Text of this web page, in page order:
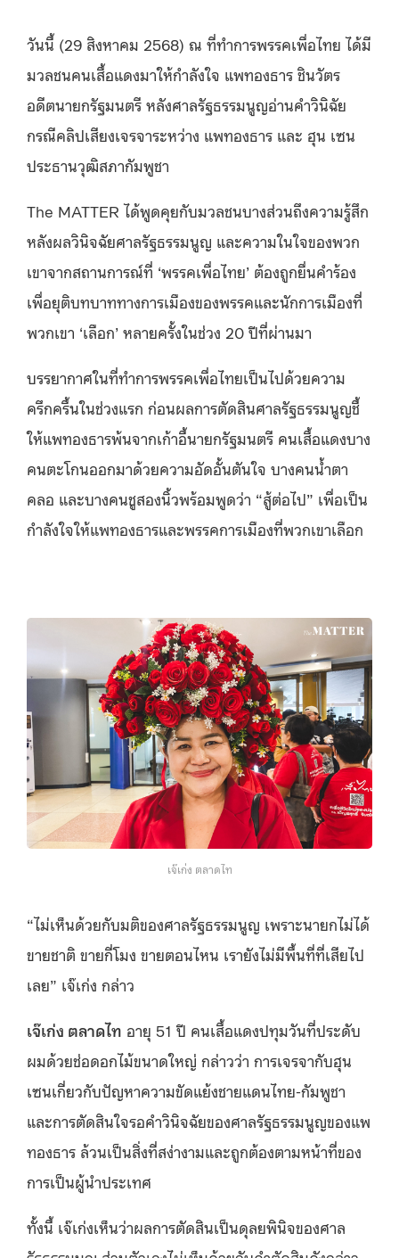
วันนี้ (29 สิงหาคม 2568) ณ ที่ทำการพรรคเพื่อไทย ได้มี
มวลชนคนเสื้อแดงมาให้กำลังใจ แพทองธาร ชินวัตร
อดีตนายกรัฐมนตรี หลังศาลรัฐธรรมนูญอ่านคำวินิฉัย
กรณีคลิปเสียงเจรจาระหว่าง แพทองธาร และ ฮุน เซน
ประธานวุฒิสภากัมพูชา
The MATTER ได้พูดคุยกับมวลชนบางส่วนถึงความรู้สึก
หลังผลวินิจฉัยศาลรัฐธรรมนูญ และความในใจของพวก
เขาจากสถานการณ์ที่ ‘พรรคเพื่อไทย’ ต้องถูกยื่นคำร้อง
เพื่อยุติบทบาททางการเมืองของพรรคและนักการเมืองที่
พวกเขา ‘เลือก’ หลายครั้งในช่วง 20 ปีที่ผ่านมา
บรรยากาศในที่ทำการพรรคเพื่อไทยเป็นไปด้วยความ
ครึกครื้นในช่วงแรก ก่อนผลการตัดสินศาลรัฐธรรมนูญชี้
ให้แพทองธารพ้นจากเก้าอี้นายกรัฐมนตรี คนเสื้อแดงบาง
คนตะโกนออกมาด้วยความอัดอั้นตันใจ บางคนน้ำตา
คลอ และบางคนชูสองนิ้วพร้อมพูดว่า “สู้ต่อไป” เพื่อเป็น
กำลังใจให้แพทองธารและพรรคการเมืองที่พวกเขาเลือก
เจ๊เก่ง ตลาดไท
“ไม่เห็นด้วยกับมติของศาลรัฐธรรมนูญ เพราะนายกไม่ได้
ขายชาติ ขายกี่โมง ขายตอนไหน เรายังไม่มีพื้นที่ที่เสียไป
เลย” เจ๊เก่ง กล่าว
เจ๊เก่ง ตลาดไท อายุ 51 ปี คนเสื้อแดงปทุมวันที่ประดับ
ผมด้วยช่อดอกไม้ขนาดใหญ่ กล่าวว่า การเจรจากับฮุน
เซนเกี่ยวกับปัญหาความขัดแย้งชายแดนไทย-กัมพูชา
และการตัดสินใจรอคำวินิจฉัยของศาลรัฐธรรมนูญของแพ
ทองธาร ล้วนเป็นสิ่งที่สง่างามและถูกต้องตามหน้าที่ของ
การเป็นผู้นำประเทศ
ทั้งนี้ เจ๊เก่งเห็นว่าผลการตัดสินเป็นดุลยพินิจของศาล